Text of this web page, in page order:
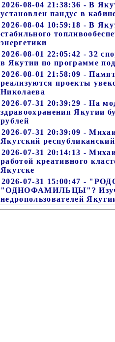
2026-08-04 21:38:36 - В
установлен пандус в
2026-08-04 10:59:18 - В
стабильного
энергетики
2026-08-01 22:05:42 - 32
в Якутии по программе
2026-08-01 21:58:09 -
реализуются проекты
Николаева
2026-07-31 20:39:29 - На
здравоохранения Якутии
рублей
2026-07-31 20:39:09 -
Якутский
2026-07-31 20:14:13 -
работой креативного
Якутске
2026-07-31 15:00:47 -
"ОДНОФАМИЛЬЦЫ"?
недропользователей